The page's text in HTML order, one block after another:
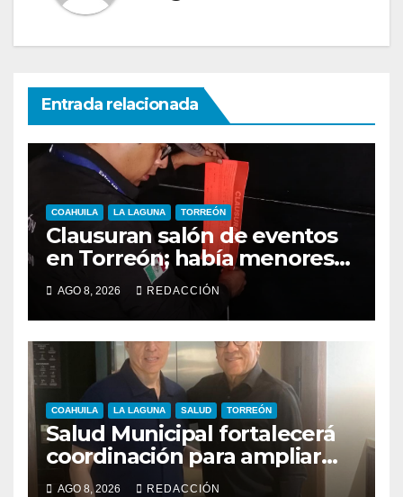
Entrada relacionada
COAHUILA LA LAGUNA TORREÓN
Clausuran salón de eventos
en Torreón; había menores
alcoholizados durante
inspección
AGO 8, 2026 REDACCIÓN
COAHUILA LA LAGUNA SALUD TORREÓN
Salud Municipal fortalecerá
coordinación para ampliar
programas en Torreón
AGO 8, 2026 REDACCIÓN